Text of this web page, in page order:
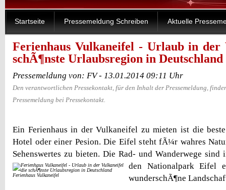
Startseite Pressemeldung Schreiben Aktuelle
Ferienhaus Vulkaneifel - Urlaub in der
schÃ¶nste Urlaubsregion in Deutschland
Pressemeldung von: FV - 13.01.2014 09:11 Uhr
Den verantwortlichen Pressekontakt, für den Inhalt der Pressemeldung,
Pressemeldung bei Pressekontakt.
Ein Ferienhaus in der Vulkaneifel zu mieten ist die
Hotel oder einer Pesion. Die Eifel steht fÃ¼r wahres
Sehenswertes zu bieten. Die Rad- und Wanderwege
den Nationalpark Eifel
Ferienhaus Vulkaneifel wunderschÃ¶ne